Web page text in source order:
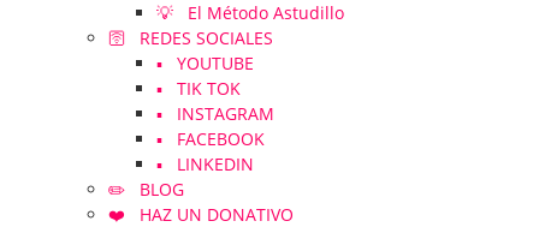
💡 El Método Astudillo
🛜 REDES SOCIALES
▪️ YOUTUBE
▪️ TIK TOK
▪️ INSTAGRAM
▪️ FACEBOOK
▪️ LINKEDIN
✏️ BLOG
❤️ HAZ UN DONATIVO